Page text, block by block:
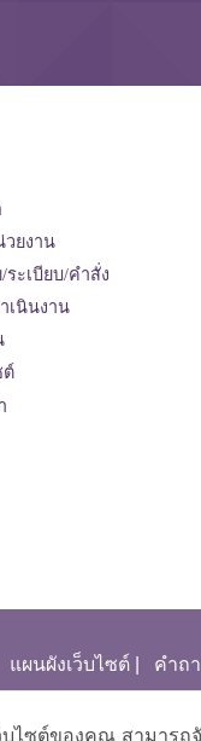
ยงาน
ะเบียบ/คำสั่ง
เนินงาน
ต์
แผนผังเว็บไซต์ คำถ
ไซต์ของคุณ สามาร